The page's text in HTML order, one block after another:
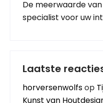
De meerwaarde
specialist voor uw
Laatste
horversenwolfsop
Kunst van